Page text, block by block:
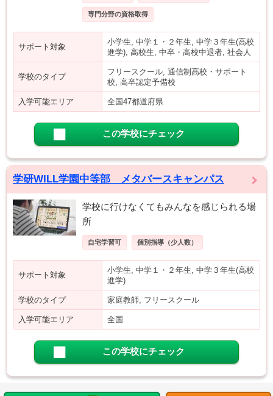
専門分野の資格取得
サポート対象
小学生, 中学１・２年生, 中学３年生(高校
進学), 高校生, 中卒・高校中退者, 社会人
学校のタイプ
フリースクール, 通信制高校・サポート
校, 高卒認定予備校
入学可能エリア 全国47都道府県
この学校にチェック
学研WILL学園中等部 メタバースキャンパス
学校に行けなくてもみんなを感じられる場
所
自宅学習可 個別指導（少人数）
サポート対象
小学生, 中学１・２年生, 中学３年生(高校
進学)
学校のタイプ 家庭教師, フリースクール
入学可能エリア 全国
この学校にチェック